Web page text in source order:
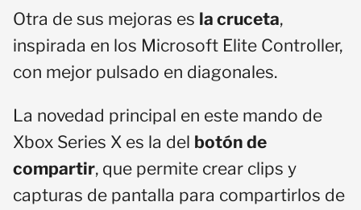
Otra de sus mejoras es la cruceta,
inspirada en los Microsoft Elite Controller,
con mejor pulsado en diagonales.
La novedad principal en este mando de
Xbox Series X es la del botón de
compartir, que permite crear clips y
capturas de pantalla para compartirlos de